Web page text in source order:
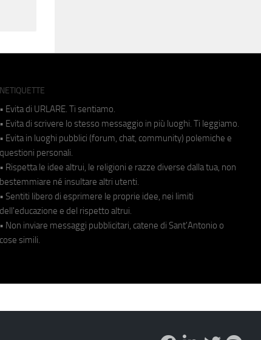
NETIQUETTE
• Evita di URLARE. Ti sentiamo.
• Evita di scrivere lo stesso messaggio in più luoghi. Ti leggiamo.
• Evita in luoghi pubblici (forum, chat, community) polemiche e
questioni personali.
• Rispetta le idee altrui, le religioni e razze diverse dalla tua, non
bestemmiare né insultare altri utenti.
• Sentiti libero di esprimere le proprie idee, nei limiti
dell'educazione e del rispetto altrui.
• Non inviare messaggi pubblicitari, catene di Sant'Antonio o
cose simili.